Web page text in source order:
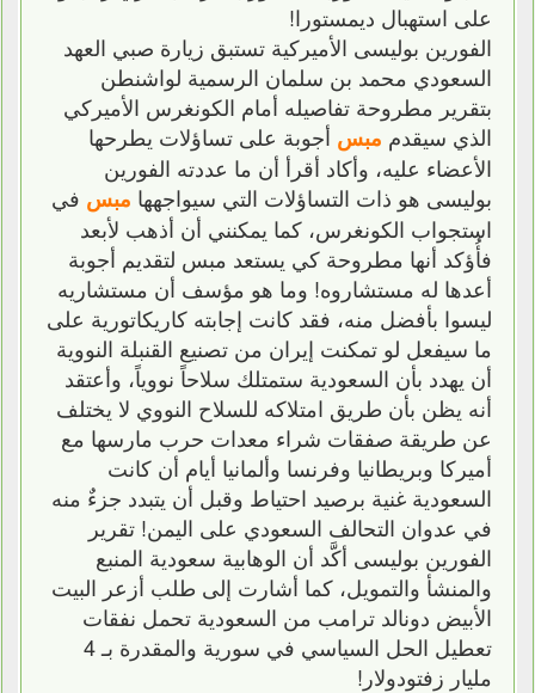
على استهبال ديمستورا!
الفورين بوليسى الأميركية تستبق زيارة صبي العهد
السعودي محمد بن سلمان الرسمية لواشنطن
بتقرير مطروحة تفاصيله أمام الكونغرس الأميركي
الذي سيقدم مبس أجوبة على تساؤلات يطرحها
الأعضاء عليه، وأكاد أقرأ أن ما عددته الفورين
بوليسى هو ذات التساؤلات التي سيواجهها مبس في
استجواب الكونغرس، كما يمكنني أن أذهب لأبعد
فأُؤكد أنها مطروحة كي يستعد مبس لتقديم أجوبة
أعدها له مستشاروه! وما هو مؤسف أن مستشاريه
ليسوا بأفضل منه، فقد كانت إجابته كاريكاتورية على
ما سيفعل لو تمكنت إيران من تصنيع القنبلة النووية
أن يهدد بأن السعودية ستمتلك سلاحاً نووياً، وأعتقد
أنه يظن بأن طريق امتلاكه للسلاح النووي لا يختلف
عن طريقة صفقات شراء معدات حرب مارسها مع
أميركا وبريطانيا وفرنسا وألمانيا أيام أن كانت
السعودية غنية برصيد احتياط وقبل أن يتبدد جزءٌ منه
في عدوان التحالف السعودي على اليمن! تقرير
الفورين بوليسى أكَّد أن الوهابية سعودية المنبع
والمنشأ والتمويل، كما أشارت إلى طلب أزعر البيت
الأبيض دونالد ترامب من السعودية تحمل نفقات
تعطيل الحل السياسي في سورية والمقدرة بـ 4
مليار زفتودولار!